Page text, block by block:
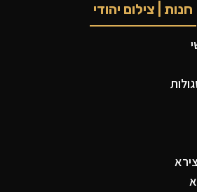
חנות | צילום יהודי